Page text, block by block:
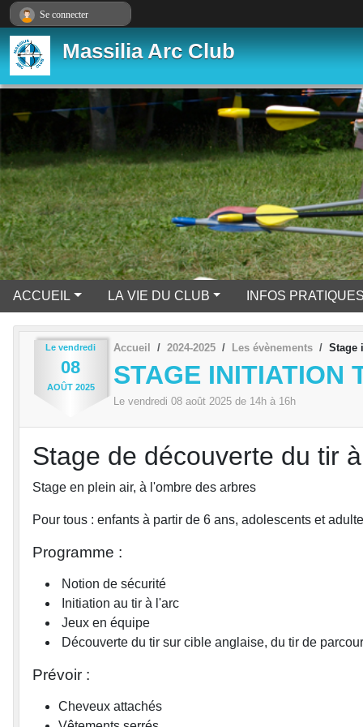
Massilia Arc Club
ACCUEIL LA VIE DU CLUB INFOS
Le vendredi
08
AOÛT 2025
Accueil 2024-2025 Les évènements Stage
STAGE INITIATION
Le vendredi 08 août 2025 de 14h à 16h
Stage de découverte du tir
Stage en plein air, à l'ombre des arbres
Pour tous : enfants à partir de 6 ans, adolescents et
Programme :
Notion de sécurité
Initiation au tir à l'arc
Jeux en équipe
Découverte du tir sur cible anglaise, du tir de
Prévoir :
Cheveux attachés
Se connecter
Panneau de gestion des cookies